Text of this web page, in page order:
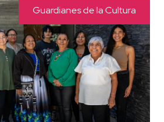
Guardianes de la Cultura